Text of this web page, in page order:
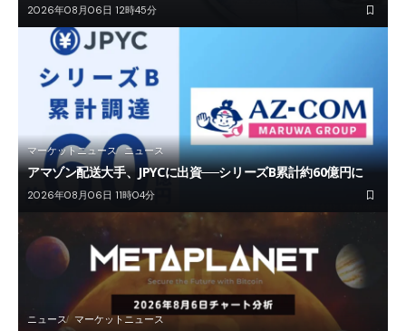
2026年08月06日 12時45分
マーケットニュース ニュース
アマゾン配送大手、JPYCに出資──シリーズB累計約60億円に
2026年08月06日 11時04分
ニュース マーケットニュース